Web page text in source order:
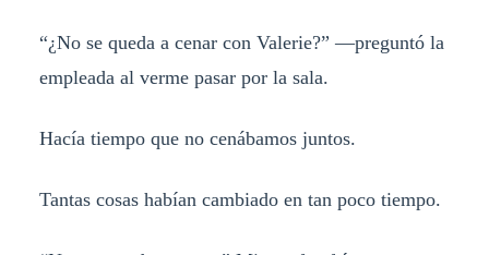
“¿No se queda a cenar con Valerie?” —preguntó la
empleada al verme pasar por la sala.
Hacía tiempo que no cenábamos juntos.
Tantas cosas habían cambiado en tan poco tiempo.